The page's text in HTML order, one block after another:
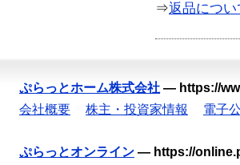
⇒返品につ
ぷらっとホーム株式会社 — https://
会社概要
株主・投資家情報 電子
ぷらっとオンライン — https://